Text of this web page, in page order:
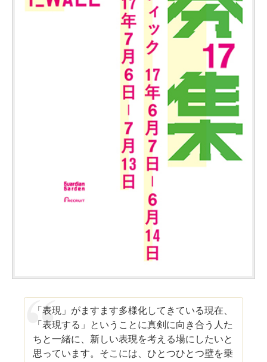
「表現」がますます多様化してきている現在、
「表現する」ということに真剣に向き合う人た
ちと一緒に、新しい表現を考える場にしたいと
思っています。そこには、ひとつひとつ壁を乗